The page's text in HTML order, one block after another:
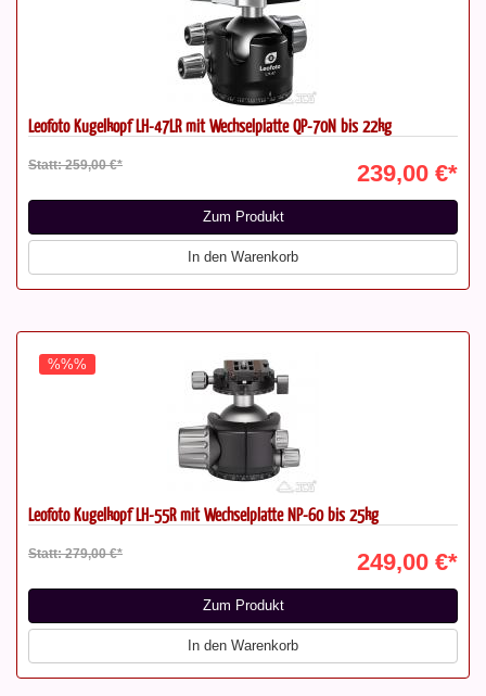
Leofoto Kugelkopf LH-47LR mit Wechselplatte QP-70N bis 22kg
Statt: 259,00 €* 239,00 €*
Zum Produkt
In den Warenkorb
%%%
Leofoto Kugelkopf LH-55R mit Wechselplatte NP-60 bis 25kg
Statt: 279,00 €* 249,00 €*
Zum Produkt
In den Warenkorb